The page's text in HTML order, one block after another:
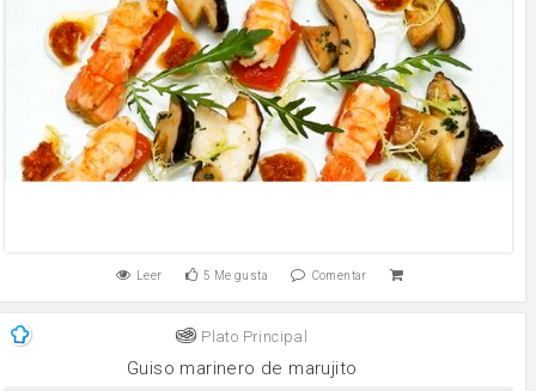
Leer 5 Me gusta Comentar
Plato Principal
Guiso marinero de marujito